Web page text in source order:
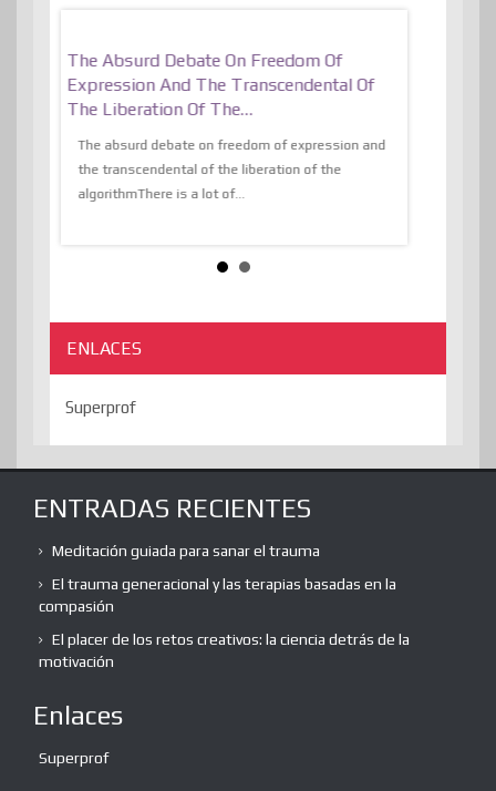
The Absurd Debate On Freedom Of
Expression And The Transcendental Of
The Liberation Of The…
The absurd debate on freedom of expression and
the transcendental of the liberation of the
algorithmThere is a lot of...
ENLACES
Superprof
ENTRADAS RECIENTES
Meditación guiada para sanar el trauma
El trauma generacional y las terapias basadas en la
compasión
El placer de los retos creativos: la ciencia detrás de la
motivación
Enlaces
Superprof